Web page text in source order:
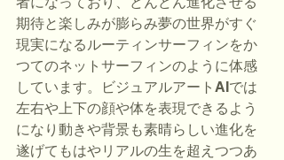
期待と楽しみが膨らみ夢の世界がすぐ
現実になるルーティンサーフィンをか
つてのネットサーフィンのように体感
しています。ビジュアルアートAIでは
左右や上下の顔や体を表現できるよう
になり動きや背景も素晴らしい進化を
遂げてもはやリアルの生を超えつつあ